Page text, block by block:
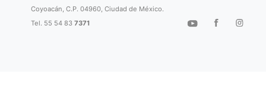
Coyoacán, C.P. 04960, Ciudad de México.
Tel. 55 54 837371